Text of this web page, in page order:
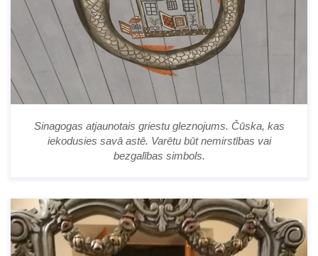
Sinagogas atjaunotais griestu gleznojums. Čūska, kas
iekodusies savā astē. Varētu būt nemirstības vai
bezgalības simbols.